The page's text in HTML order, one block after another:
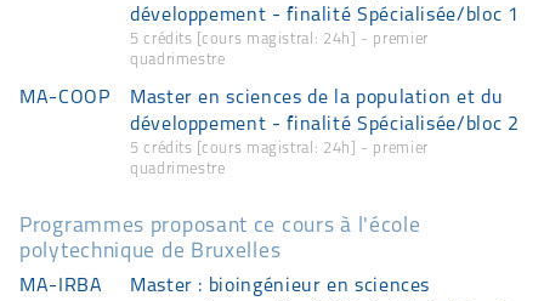
développement - finalité Spécialisée/bloc 1
5 crédits [cours magistral: 24h] - premier
quadrimestre
MA-COOP
Master en sciences de la population et du
développement - finalité Spécialisée/bloc 2
5 crédits [cours magistral: 24h] - premier
quadrimestre
Programmes proposant ce cours à l'école
polytechnique de Bruxelles
MA-IRBA
Master : bioingénieur en sciences